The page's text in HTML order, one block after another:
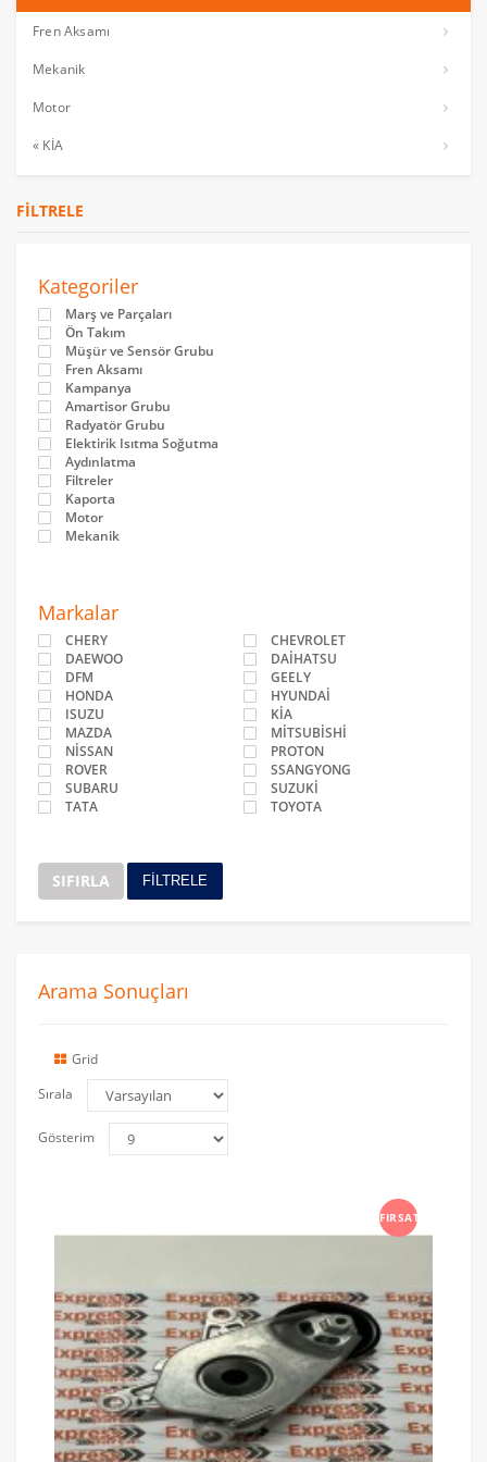
Fren Aksamı
Mekanik
Motor
« KİA
FILTRELE
Kategoriler
Marş ve Parçaları
Ön Takım
Müşür ve Sensör Grubu
Fren Aksamı
Kampanya
Amartisor Grubu
Radyatör Grubu
Elektirik Isıtma Soğutma
Aydınlatma
Filtreler
Kaporta
Motor
Mekanik
Markalar
CHERY
CHEVROLET
DAEWOO
DAİHATSU
DFM
GEELY
HONDA
HYUNDAİ
ISUZU
KİA
MAZDA
MİTSUBİSHİ
NİSSAN
PROTON
ROVER
SSANGYONG
SUBARU
SUZUKİ
TATA
TOYOTA
SIFIRLA FİLTRELE
Arama Sonuçları
Grid
Sırala
Gösterim
FIRSAT